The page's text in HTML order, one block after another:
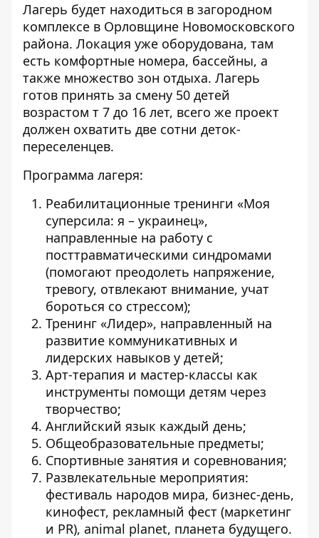
Лагерь будет находиться в загородном
комплексе в Орловщине Новомосковского
района. Локация уже оборудована, там
есть комфортные номера, бассейны, а
также множество зон отдыха. Лагерь
готов принять за смену 50 детей
возрастом т 7 до 16 лет, всего же проект
должен охватить две сотни деток-
переселенцев.
Программа лагеря:
Реабилитационные тренинги «Моя
суперсила: я – украинец»,
направленные на работу с
посттравматическими синдромами
(помогают преодолеть напряжение,
тревогу, отвлекают внимание, учат
бороться со стрессом);
Тренинг «Лидер», направленный на
развитие коммуникативных и
лидерских навыков у детей;
Арт-терапия и мастер-классы как
инструменты помощи детям через
творчество;
Английский язык каждый день;
Общеобразовательные предметы;
Спортивные занятия и соревнования;
Развлекательные мероприятия:
фестиваль народов мира, бизнес-день,
кинофест, рекламный фест (маркетинг
и PR), animal planet, планета будущего.